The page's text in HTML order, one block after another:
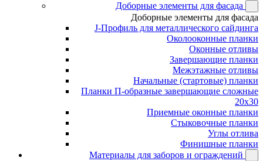
Доборные элементы для фасада
Доборные элементы для фасада
J-Профиль для металлического сайдинга
Околооконные планки
Оконные отливы
Завершающие планки
Межэтажные отливы
Начальные (стартовые) планки
Планки П-образные завершающие сложные
20x30
Приемные оконные планки
Стыковочные планки
Углы отлива
Финишные планки
Материалы для заборов и ограждений